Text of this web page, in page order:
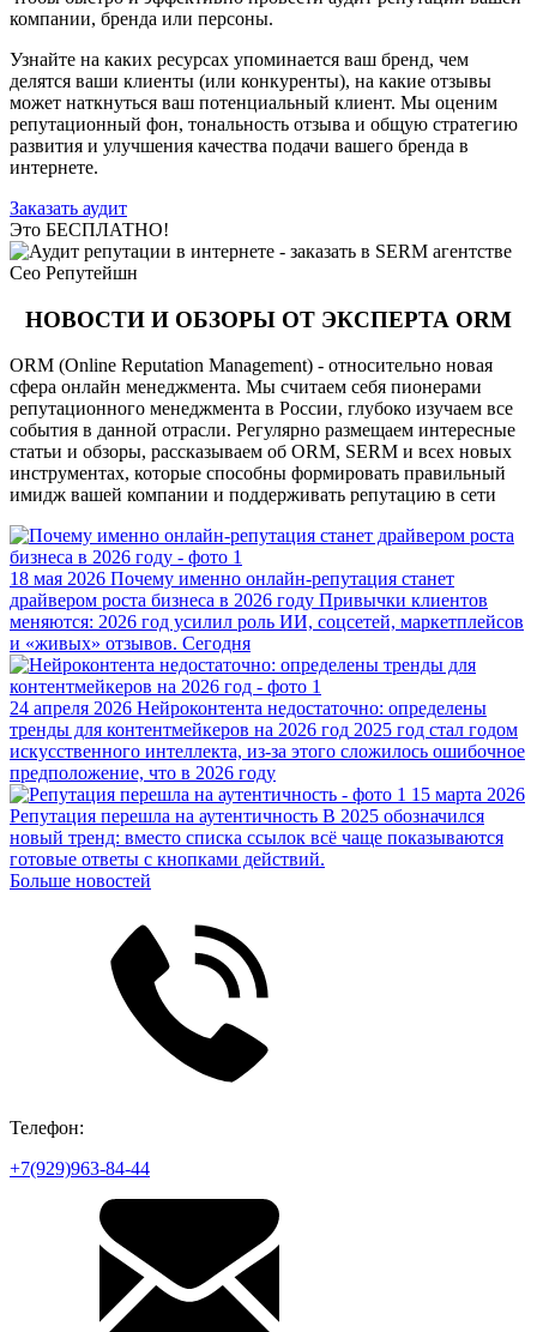
компании, бренда или персоны.
Узнайте на каких ресурсах упоминается ваш бренд, чем
делятся ваши клиенты (или конкуренты), на какие отзывы
может наткнуться ваш потенциальный клиент. Мы оценим
репутационный фон, тональность отзыва и общую стратегию
развития и улучшения качества подачи вашего бренда в
интернете.
Заказать аудит
Это БЕСПЛАТНО!
НОВОСТИ И ОБЗОРЫ ОТ ЭКСПЕРТА ORM
ORM (Online Reputation Management) - относительно новая
сфера онлайн менеджмента. Мы считаем себя пионерами
репутационного менеджмента в России, глубоко изучаем все
события в данной отрасли. Регулярно размещаем интересные
статьи и обзоры, рассказываем об ORM, SERM и всех новых
инструментах, которые способны формировать правильный
имидж вашей компании и поддерживать репутацию в сети
18 мая 2026 Почему именно онлайн‑репутация станет
драйвером роста бизнеса в 2026 году Привычки клиентов
меняются: 2026 год усилил роль ИИ, соцсетей, маркетплейсов
и «живых» отзывов. Сегодня
24 апреля 2026 Нейроконтента недостаточно: определены
тренды для контентмейкеров на 2026 год 2025 год стал годом
искусственного интеллекта, из-за этого сложилось ошибочное
предположение, что в 2026 году
15 марта 2026
Репутация перешла на аутентичность В 2025 обозначился
новый тренд: вместо списка ссылок всё чаще показываются
готовые ответы с кнопками действий.
Больше новостей
Телефон:
+7(929)963-84-44